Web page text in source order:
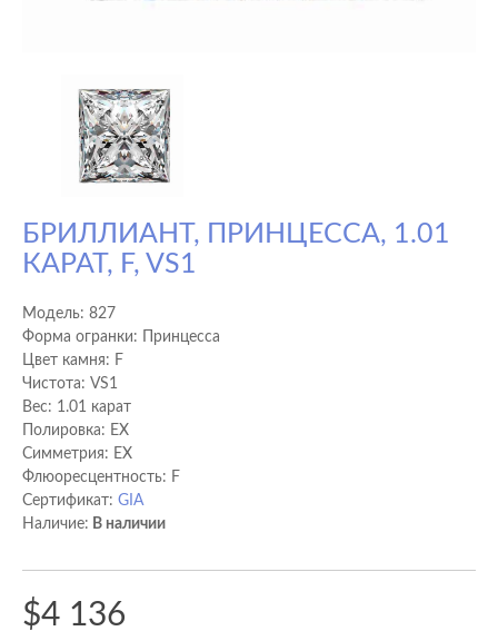
БРИЛЛИАНТ, ПРИНЦЕССА, 1.01
КАРАТ, F, VS1
Модель: 827
Форма огранки: Принцесса
Цвет камня: F
Чистота: VS1
Вес: 1.01 карат
Полировка: EX
Cимметрия: EX
Флюоресцентность: F
Сертификат: GIA
Наличие: В наличии
$4 136